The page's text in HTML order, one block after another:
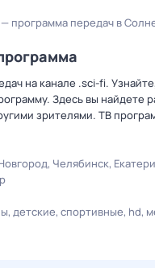
программа передач в
на канале .sci-fi.
Здесь вы найдете
зрителями. ТВ
Челябинск
детские спортивные hd